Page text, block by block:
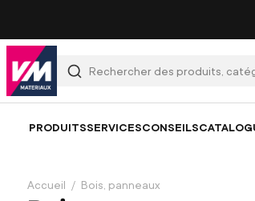
PRODUITSSERVICESCONSEILS
Accueil Bois, panneaux